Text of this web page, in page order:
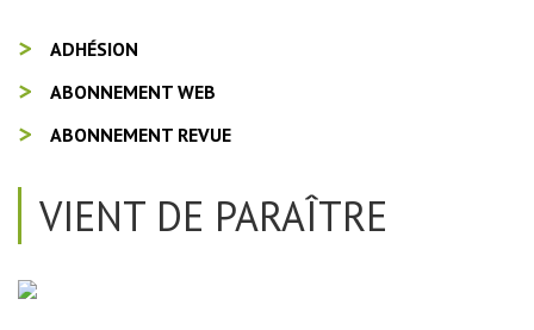
ADHÉSION
ABONNEMENT WEB
ABONNEMENT REVUE
VIENT DE PARAÎTRE